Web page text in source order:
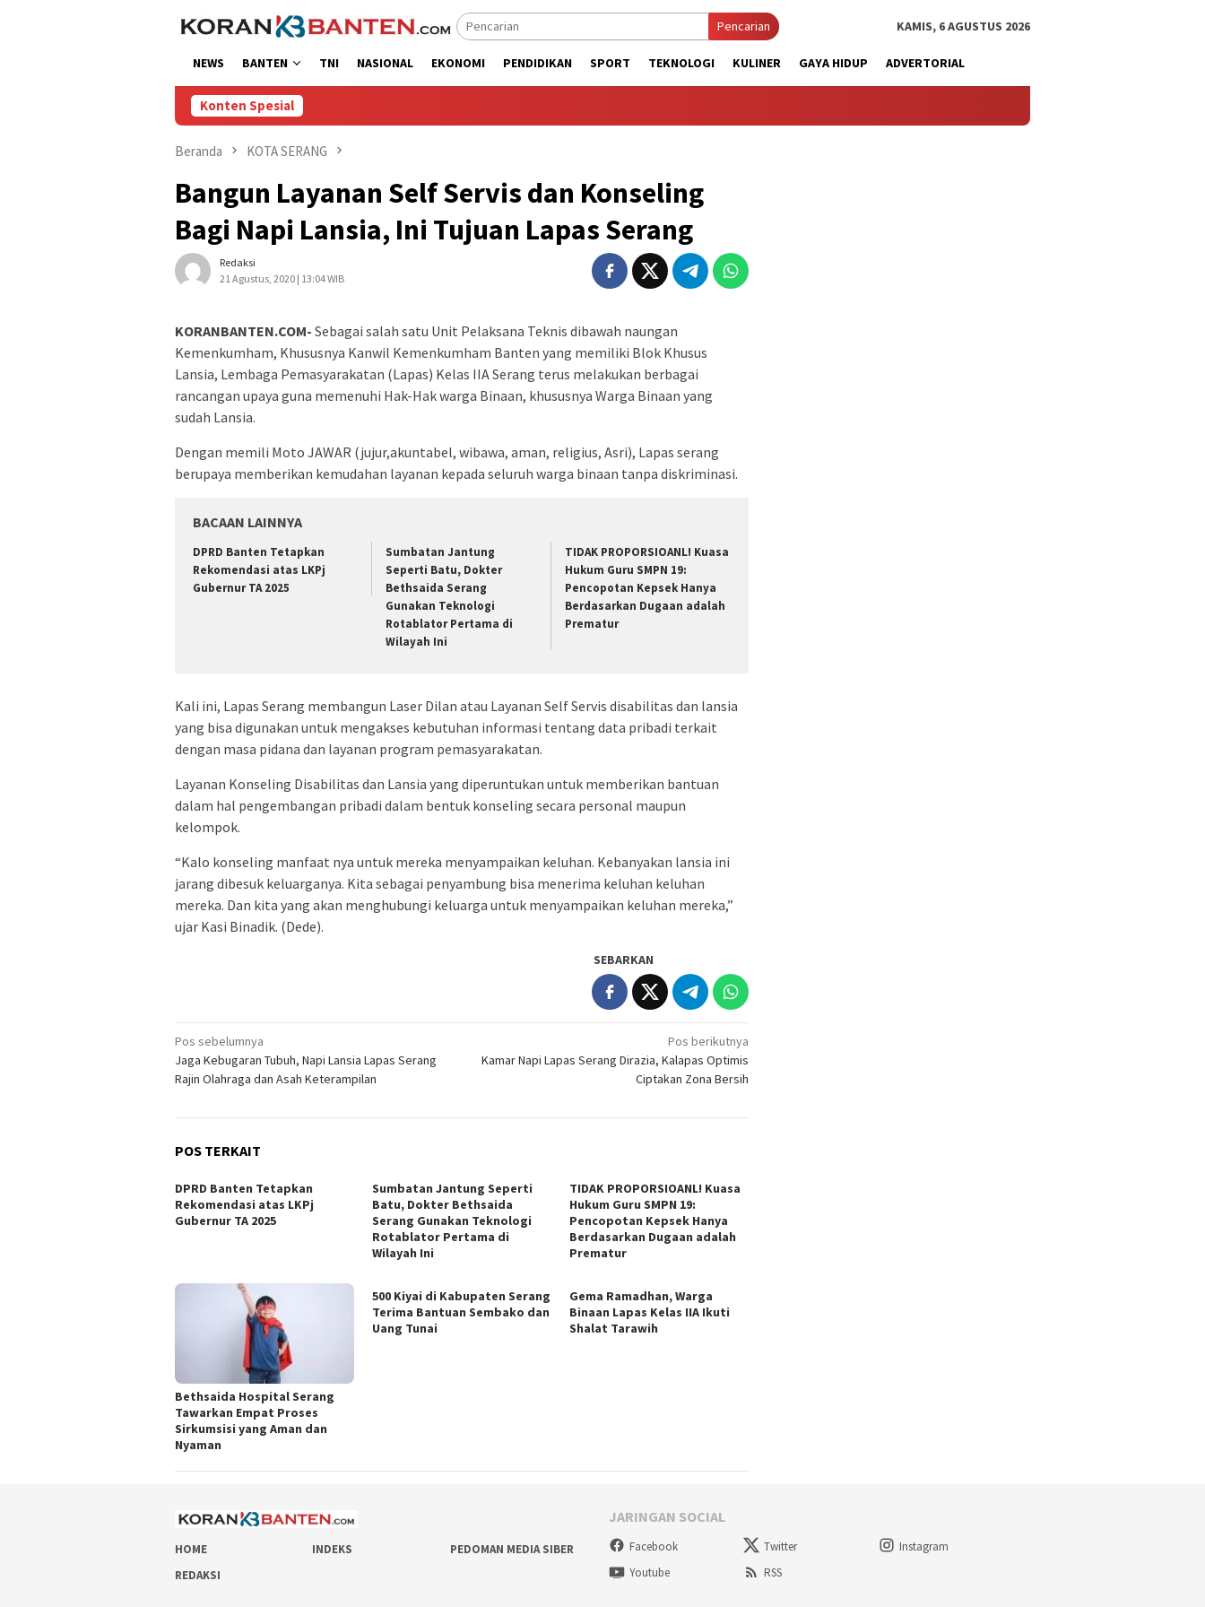
Pencarian KAMIS, 6 AGUSTUS 2026
NEWS BANTEN TNI NASIONAL EKONOMI PENDIDIKAN SPORT TEKNOLOGI KULINER GAYA HIDUP ADVERTORIAL
Konten Spesial
Beranda KOTA SERANG
Bangun Layanan Self Servis dan Konseling
Bagi Napi Lansia, Ini Tujuan Lapas Serang
Redaksi
21 Agustus, 2020 | 13:04 WIB
KORANBANTEN.COM- Sebagai salah satu Unit Pelaksana Teknis dibawah naungan
Kemenkumham, Khususnya Kanwil Kemenkumham Banten yang memiliki Blok Khusus
Lansia, Lembaga Pemasyarakatan (Lapas) Kelas IIA Serang terus melakukan berbagai
rancangan upaya guna memenuhi Hak-Hak warga Binaan, khususnya Warga Binaan yang
sudah Lansia.
Dengan memili Moto JAWAR (jujur,akuntabel, wibawa, aman, religius, Asri), Lapas serang
berupaya memberikan kemudahan layanan kepada seluruh warga binaan tanpa diskriminasi.
BACAAN LAINNYA
DPRD Banten Tetapkan
Rekomendasi atas LKPj
Gubernur TA 2025
Sumbatan Jantung
Seperti Batu, Dokter
Bethsaida Serang
Gunakan Teknologi
Rotablator Pertama di
Wilayah Ini
TIDAK PROPORSIOANL! Kuasa
Hukum Guru SMPN 19:
Pencopotan Kepsek Hanya
Berdasarkan Dugaan adalah
Prematur
Kali ini, Lapas Serang membangun Laser Dilan atau Layanan Self Servis disabilitas dan lansia
yang bisa digunakan untuk mengakses kebutuhan informasi tentang data pribadi terkait
dengan masa pidana dan layanan program pemasyarakatan.
Layanan Konseling Disabilitas dan Lansia yang diperuntukan untuk memberikan bantuan
dalam hal pengembangan pribadi dalam bentuk konseling secara personal maupun
kelompok.
“Kalo konseling manfaat nya untuk mereka menyampaikan keluhan. Kebanyakan lansia ini
jarang dibesuk keluarganya. Kita sebagai penyambung bisa menerima keluhan keluhan
mereka. Dan kita yang akan menghubungi keluarga untuk menyampaikan keluhan mereka,”
ujar Kasi Binadik. (Dede).
SEBARKAN
Navigasi
pos
Pos sebelumnya
Jaga Kebugaran Tubuh, Napi Lansia Lapas Serang
Rajin Olahraga dan Asah Keterampilan
Pos berikutnya
Kamar Napi Lapas Serang Dirazia, Kalapas Optimis
Ciptakan Zona Bersih
POS TERKAIT
DPRD Banten Tetapkan
Rekomendasi atas LKPj
Gubernur TA 2025
Sumbatan Jantung Seperti
Batu, Dokter Bethsaida
Serang Gunakan Teknologi
Rotablator Pertama di
Wilayah Ini
TIDAK PROPORSIOANL! Kuasa
Hukum Guru SMPN 19:
Pencopotan Kepsek Hanya
Berdasarkan Dugaan adalah
Prematur
Bethsaida Hospital Serang
Tawarkan Empat Proses
Sirkumsisi yang Aman dan
Nyaman
500 Kiyai di Kabupaten Serang
Terima Bantuan Sembako dan
Uang Tunai
Gema Ramadhan, Warga
Binaan Lapas Kelas IIA Ikuti
Shalat Tarawih
HOME INDEKS
PEDOMAN MEDIA SIBER
REDAKSI
JARINGAN SOCIAL
Facebook Twitter
Instagram
Youtube
RSS